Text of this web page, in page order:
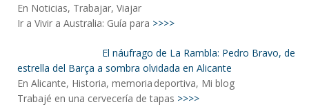
En Noticias, Trabajar, Viajar
Ir a Vivir a Australia: Guía para >>>>
El náufrago de La Rambla: Pedro Bravo, de
estrella del Barça a sombra olvidada en Alicante
En Alicante, Historia, memoria deportiva, Mi blog
Trabajé en una cervecería de tapas >>>>